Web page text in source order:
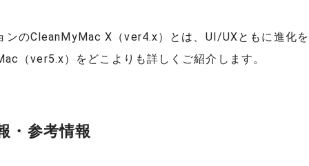
ンのCleanMyMac X（ver4.x）とは、UI/UXともに進化
（ver5.x）をどこよりも詳しくご紹介します。
・参考情報